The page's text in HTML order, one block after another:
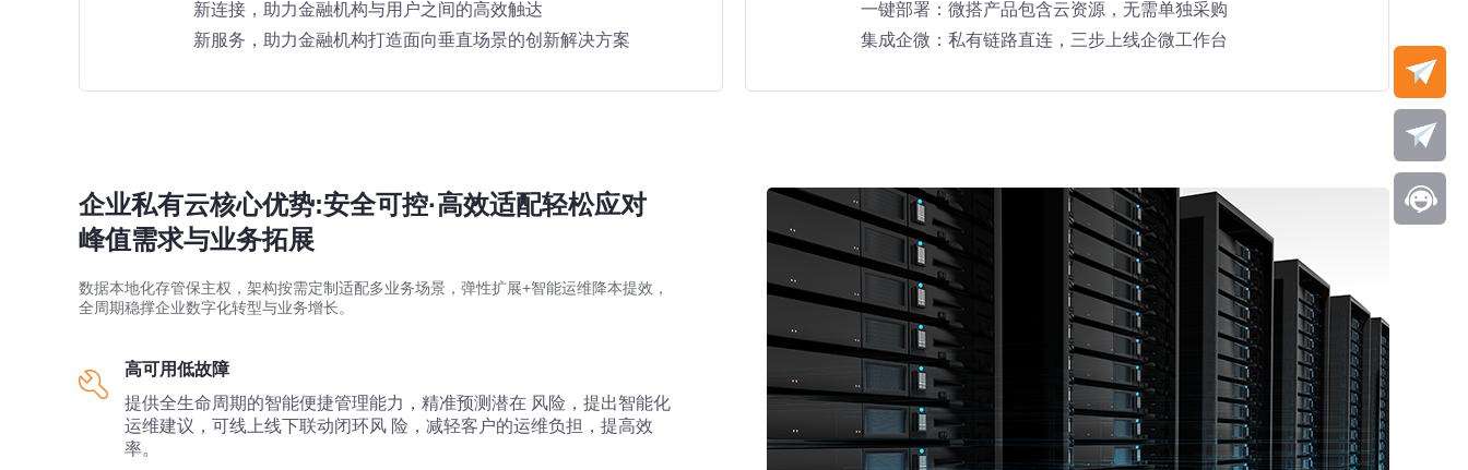
新连接，助力金融机构与用户之间的高效触达
新服务，助力金融机构打造面向垂直场景的创新解决方案
一键部署：微搭产品包含云资源，无需单独采购
集成企微：私有链路直连，三步上线企微工作台
企业私有云核心优势:安全可控·高效适配轻松应对
峰值需求与业务拓展
数据本地化存管保主权，架构按需定制适配多业务场景，弹性扩展+智能运维降本提效，
全周期稳撑企业数字化转型与业务增长。
高可用低故障
提供全生命周期的智能便捷管理能力，精准预测潜在 风险，提出智能化
运维建议，可线上线下联动闭环风 险，减轻客户的运维负担，提高效
率。